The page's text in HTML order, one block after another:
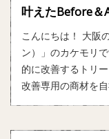
叶えたBefore＆
こんにちは！ 大阪
ン）」のカケモリ
的に改善するトリ
改善専用の商材を